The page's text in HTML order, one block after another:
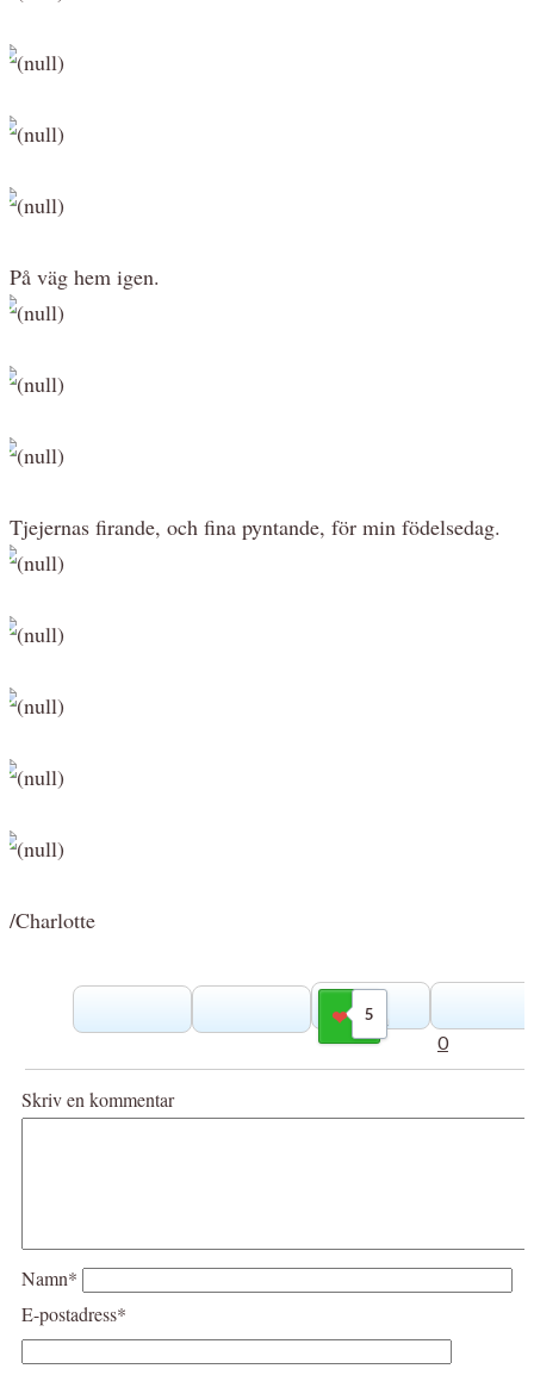
På väg hem igen.
Tjejernas firande, och fina pyntande, för min födelsedag.
/Charlotte
5
Gilla
0
Skriv en kommentar
Namn*
E-postadress*